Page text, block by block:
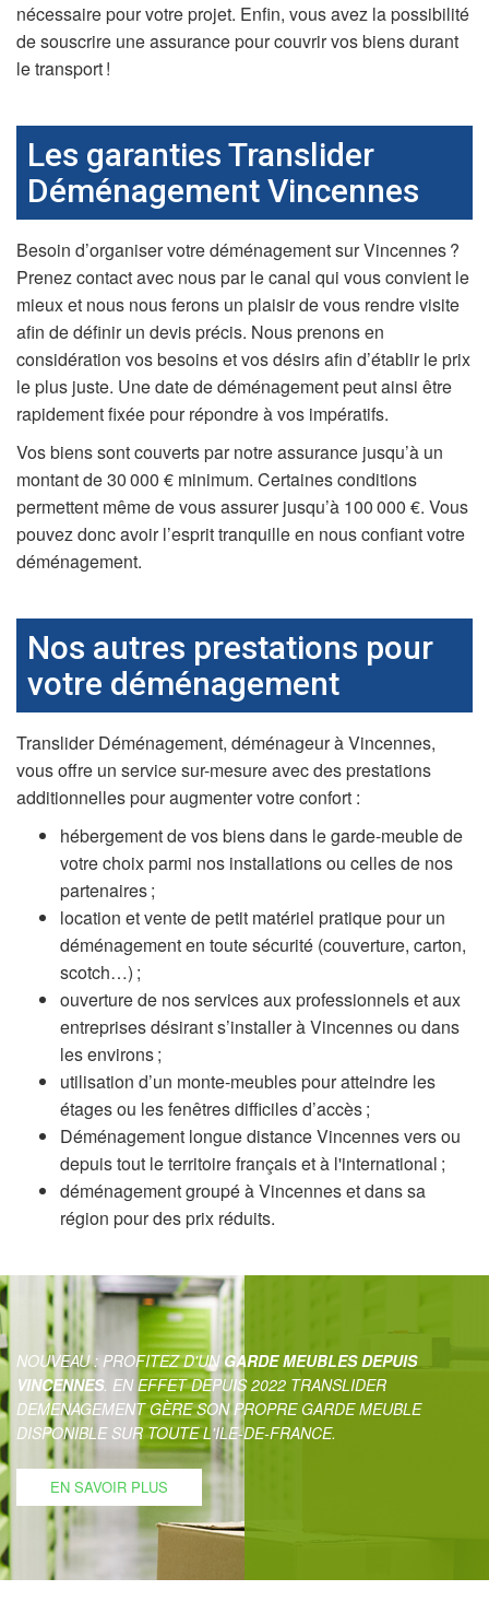
nécessaire pour votre projet. Enfin, vous avez la possibilité
de souscrire une assurance pour couvrir vos biens durant
le transport !
Les garanties Translider
Déménagement Vincennes
Besoin d’organiser votre déménagement sur Vincennes ?
Prenez contact avec nous par le canal qui vous convient le
mieux et nous nous ferons un plaisir de vous rendre visite
afin de définir un devis précis. Nous prenons en
considération vos besoins et vos désirs afin d’établir le prix
le plus juste. Une date de déménagement peut ainsi être
rapidement fixée pour répondre à vos impératifs.
Vos biens sont couverts par notre assurance jusqu’à un
montant de 30 000 € minimum. Certaines conditions
permettent même de vous assurer jusqu’à 100 000 €. Vous
pouvez donc avoir l’esprit tranquille en nous confiant votre
déménagement.
Nos autres prestations pour
votre déménagement
Translider Déménagement, déménageur à Vincennes,
vous offre un service sur-mesure avec des prestations
additionnelles pour augmenter votre confort :
hébergement de vos biens dans le garde-meuble de
votre choix parmi nos installations ou celles de nos
partenaires ;
location et vente de petit matériel pratique pour un
déménagement en toute sécurité (couverture, carton,
scotch…) ;
ouverture de nos services aux professionnels et aux
entreprises désirant s’installer à Vincennes ou dans
les environs ;
utilisation d’un monte-meubles pour atteindre les
étages ou les fenêtres difficiles d’accès ;
Déménagement longue distance Vincennes vers ou
depuis tout le territoire français et à l'international ;
déménagement groupé à Vincennes et dans sa
région pour des prix réduits.
NOUVEAU : PROFITEZ D'UNGARDE MEUBLES DEPUIS
VINCENNES. EN EFFET DEPUIS 2022 TRANSLIDER
DEMENAGEMENT GÈRE SON PROPRE GARDE MEUBLE
DISPONIBLE SUR TOUTE L'ILE-DE-FRANCE.
EN SAVOIR PLUS